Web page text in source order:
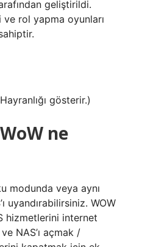
geliştirildi.
rol yapma oyunları
gösterir.)
ne
modunda veya aynı
uyandırabilirsiniz. WOW
hizmetlerini internet
NAS’ı açmak /